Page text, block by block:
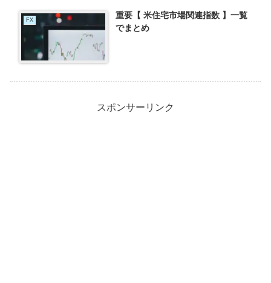
FX
重要【 米住宅市場関連指数 】一覧
でまとめ
スポンサーリンク